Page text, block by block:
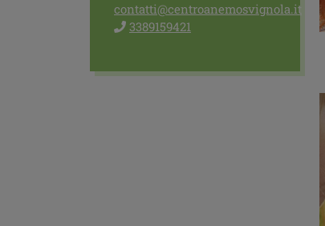
contatti@centroanemosvignola.it
3389159421